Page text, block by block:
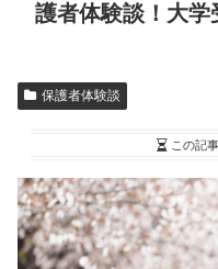
護者体験談！大
保護者体験談
この記